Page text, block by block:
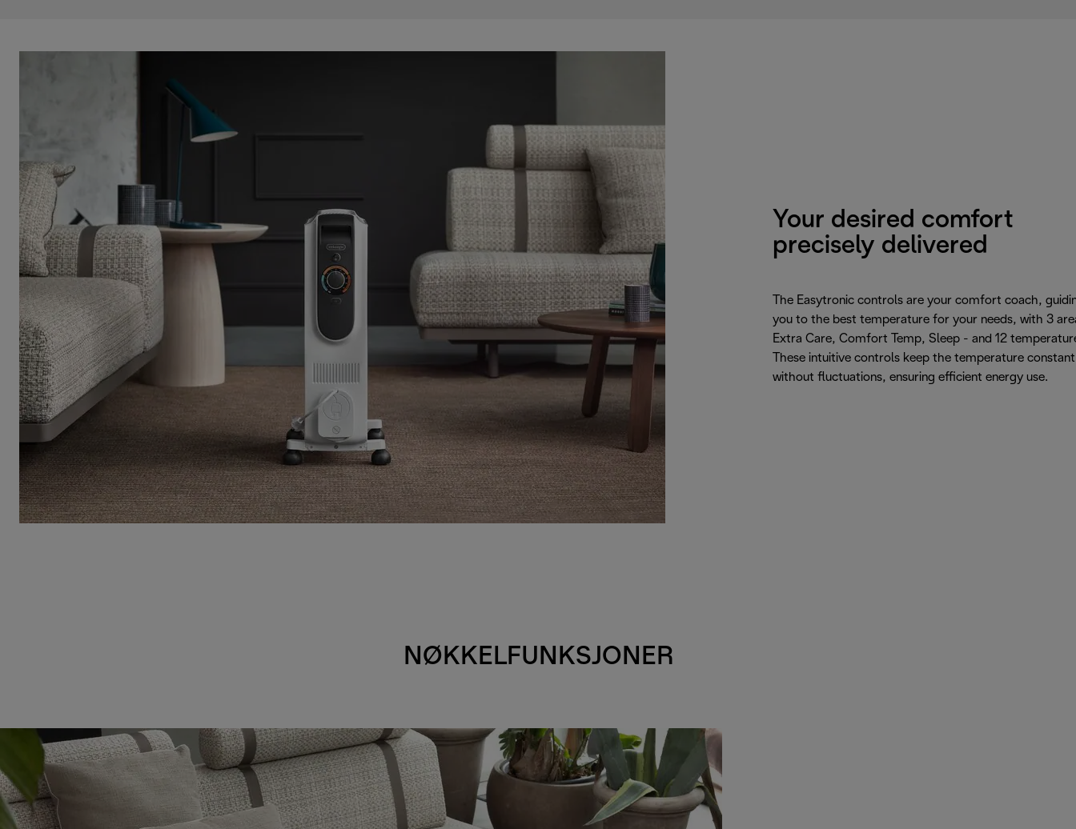
Your desired comfort
precisely delivered
The Easytronic controls are your comfort coach,
you to the best temperature for your needs, with 3
Extra Care, Comfort Temp, Sleep - and 12
These intuitive controls keep the temperature constant
without fluctuations, ensuring efficient energy use.
NØKKELFUNKSJONER